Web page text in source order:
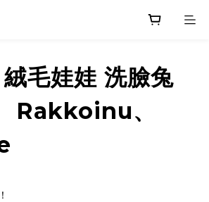
毛娃娃 洗臉兔
Rakkoinu、